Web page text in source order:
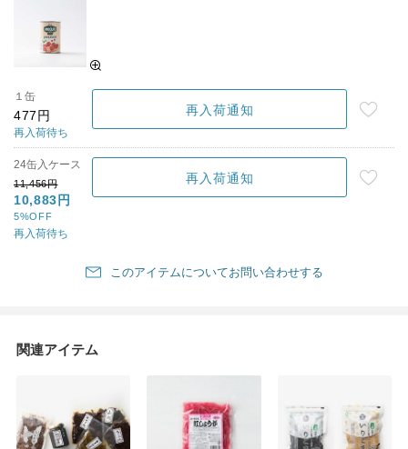
１缶
477円
再入荷待ち
再入荷通知
24缶入ケース
11,456円
10,883円
5%OFF
再入荷待ち
再入荷通知
このアイテムについてお問い合わせする
関連アイテム